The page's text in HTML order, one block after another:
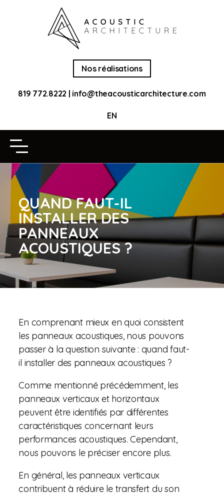
Nos réalisations
819 772.8222 | info@theacousticarchitecture.com
EN
QUAND FAUT-IL
INSTALLER DES
PANNEAUX
ACOUSTIQUES ?
En comprenant mieux en quoi consistent
les panneaux acoustiques, nous pouvons
passer à la question suivante : quand faut-
il installer des panneaux acoustiques ?
Comme mentionné précédemment, les
panneaux verticaux et horizontaux
peuvent être identifiés par différentes
caractéristiques concernant leurs
performances acoustiques. Cependant,
nous pouvons le préciser encore plus.
En général, les panneaux verticaux
contribuent à réduire le transfert du son